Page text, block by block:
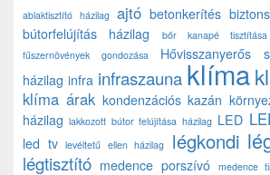
ablaktisztító házilag ajtó betonkerítés
bútorfelújítás házilag bőr kanapé
fűszernövények gondozása
Hővisszanyerős
házilag infra infraszauna klíma
klíma árak kondenzációs kazán
házilag lakkozott bútor felújítása házilag LED
led tv levéltetű ellen házilag légkondi
légtisztító medence porszívó medence